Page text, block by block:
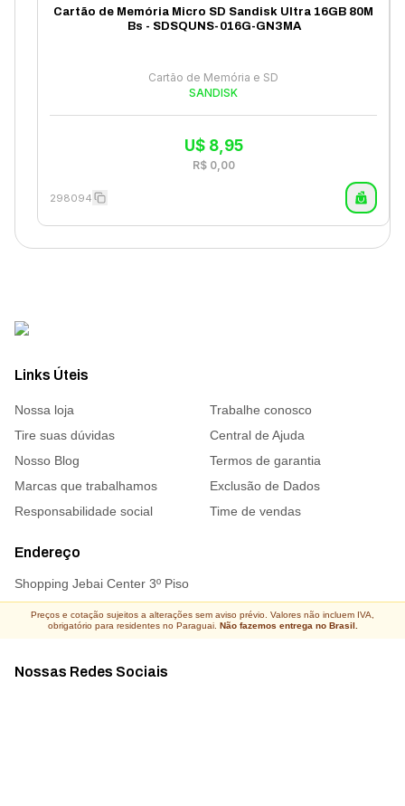
Cartão de Memória Micro SD Sandisk Ultra 16GB 80M
Bs - SDSQUNS-016G-GN3MA
Cartão de Memória e SD
SANDISK
U$ 8,95
R$ 0,00
298094
Links Úteis
Nossa loja
Trabalhe conosco
Tire suas dúvidas
Central de Ajuda
Nosso Blog
Termos de garantia
Marcas que trabalhamos
Exclusão de Dados
Responsabilidade social
Time de vendas
Endereço
Shopping Jebai Center 3º Piso
Nossas Redes Sociais
Preços e cotação sujeitos a alterações sem aviso prévio. Valores não incluem IVA,
obrigatório para residentes no Paraguai. Não fazemos entrega no Brasil.